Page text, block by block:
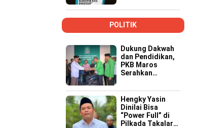
Yogyakarta
POLITIK
Dukung Dakwah
dan Pendidikan,
PKB Maros
Serahkan
Operasional ke
Pesantren
Hidayatullah
Hengky Yasin
Dinilai Bisa
“Power Full” di
Pilkada Takalar